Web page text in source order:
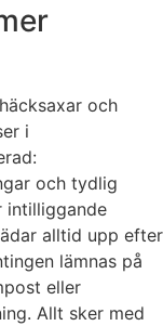
och
i
och tydlig
intilliggande
alltid upp efter
lämnas på
eller
Allt sker med